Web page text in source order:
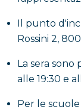
Il punto
Rossini 2,
La sera
alle 19:30 e
Per le